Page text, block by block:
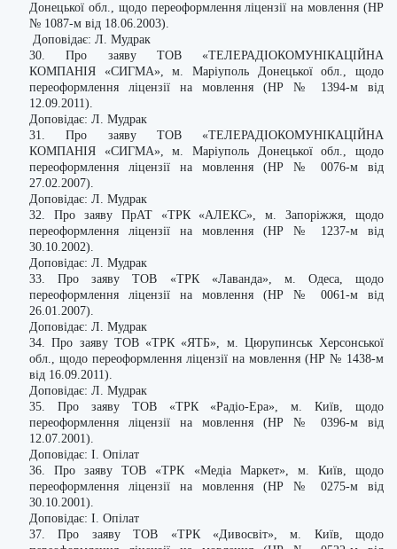
Донецької обл., щодо переоформлення ліцензії на мовлення (НР
№ 1087-м від 18.06.2003).
Доповідає: Л. Мудрак
30. Про заяву ТОВ «ТЕЛЕРАДІОКОМУНІКАЦІЙНА
КОМПАНІЯ «СИГМА», м. Маріуполь Донецької обл., щодо
переоформлення ліцензії на мовлення (НР № 1394-м від
12.09.2011).
Доповідає: Л. Мудрак
31. Про заяву ТОВ «ТЕЛЕРАДІОКОМУНІКАЦІЙНА
КОМПАНІЯ «СИГМА», м. Маріуполь Донецької обл., щодо
переоформлення ліцензії на мовлення (НР № 0076-м від
27.02.2007).
Доповідає: Л. Мудрак
32. Про заяву ПрАТ «ТРК «АЛЕКС», м. Запоріжжя, щодо
переоформлення ліцензії на мовлення (НР № 1237-м від
30.10.2002).
Доповідає: Л. Мудрак
33. Про заяву ТОВ «ТРК «Лаванда», м. Одеса, щодо
переоформлення ліцензії на мовлення (НР № 0061-м від
26.01.2007).
Доповідає: Л. Мудрак
34. Про заяву ТОВ «ТРК «ЯТБ», м. Цюрупинськ Херсонської
обл., щодо переоформлення ліцензії на мовлення (НР № 1438-м
від 16.09.2011).
Доповідає: Л. Мудрак
35. Про заяву ТОВ «ТРК «Радіо-Ера», м. Київ, щодо
переоформлення ліцензії на мовлення (НР № 0396-м від
12.07.2001).
Доповідає: І. Опілат
36. Про заяву ТОВ «ТРК «Медіа Маркет», м. Київ, щодо
переоформлення ліцензії на мовлення (НР № 0275-м від
30.10.2001).
Доповідає: І. Опілат
37. Про заяву ТОВ «ТРК «Дивосвіт», м. Київ, щодо